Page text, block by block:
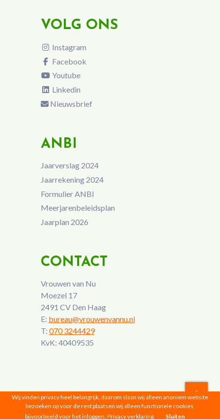
VOLG ONS
Instagram
Facebook
Youtube
Linkedin
Nieuwsbrief
ANBI
Jaarverslag 2024
Jaarrekening 2024
Formulier ANBI
Meerjarenbeleidsplan
Jaarplan 2026
CONTACT
Vrouwen van Nu
Moezel 17
2491 CV Den Haag
E: bureau@vrouwenvannu.nl
T: 070 3244429
KvK: 40409535
Vrouwen van Nu © 2026 |Privacyverklaring
Wij vinden privacy heel belangrijk, daarom slaan wij alleen anoniem website
bezoeken op voor de rest plaatsen wij alleen functionele cookies,
bijvoorbeeld voor het inloggen. Privacy verklaring Sluiten